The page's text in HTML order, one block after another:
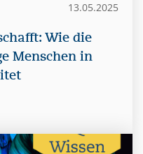
13.05.2025
Wie die
Menschen in